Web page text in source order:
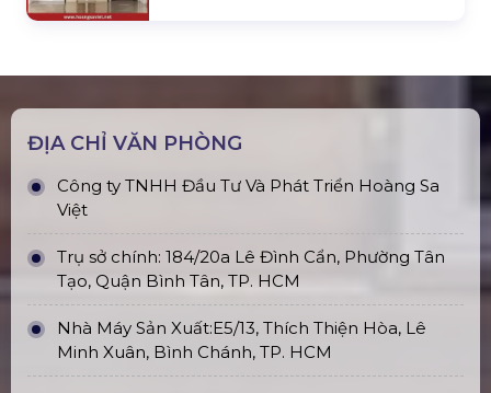
ĐỊA CHỈ VĂN PHÒNG
Công ty TNHH Đầu Tư Và Phát Triển Hoàng Sa
Việt
Trụ sở chính: 184/20a Lê Đình Cẩn, Phường Tân
Tạo, Quận Bình Tân, TP. HCM
Nhà Máy Sản Xuất:E5/13, Thích Thiện Hòa, Lê
Minh Xuân, Bình Chánh, TP. HCM